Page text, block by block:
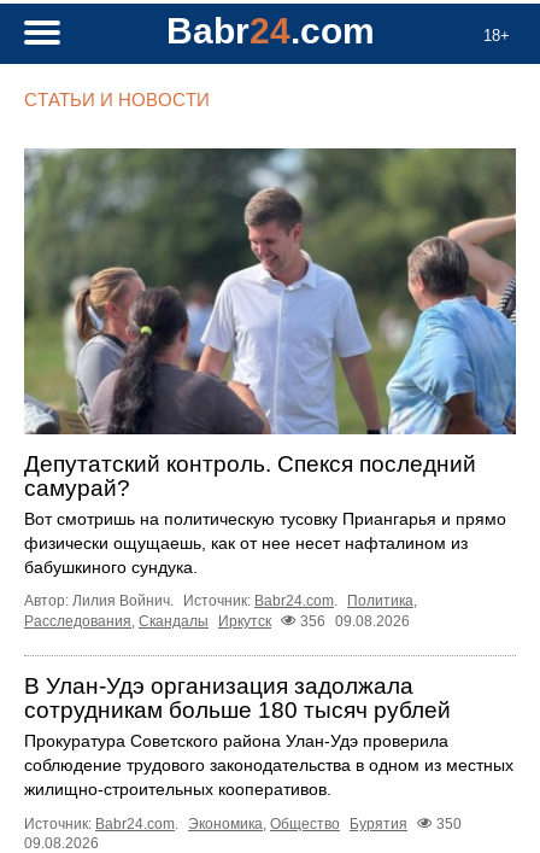
18+
Babr24.com
СТАТЬИ И НОВОСТИ
Депутатский контроль. Спекся последний
самурай?
Вот смотришь на политическую тусовку Приангарья и прямо
физически ощущаешь, как от нее несет нафталином из
бабушкиного сундука.
Автор: Лилия Войнич. Источник: Babr24.com Политика
Расследования Скандалы Иркутск 356 09.08.2026
В Улан-Удэ организация задолжала
сотрудникам больше 180 тысяч рублей
Прокуратура Советского района Улан-Удэ проверила
соблюдение трудового законодательства в одном из местных
жилищно-строительных кооперативов.
Источник: Babr24.com. Экономика, Общество Бурятия
350
09.08.2026